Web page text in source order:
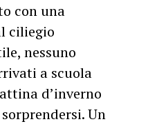
con una
ciliegio
nessuno
a scuola
d’inverno
Un